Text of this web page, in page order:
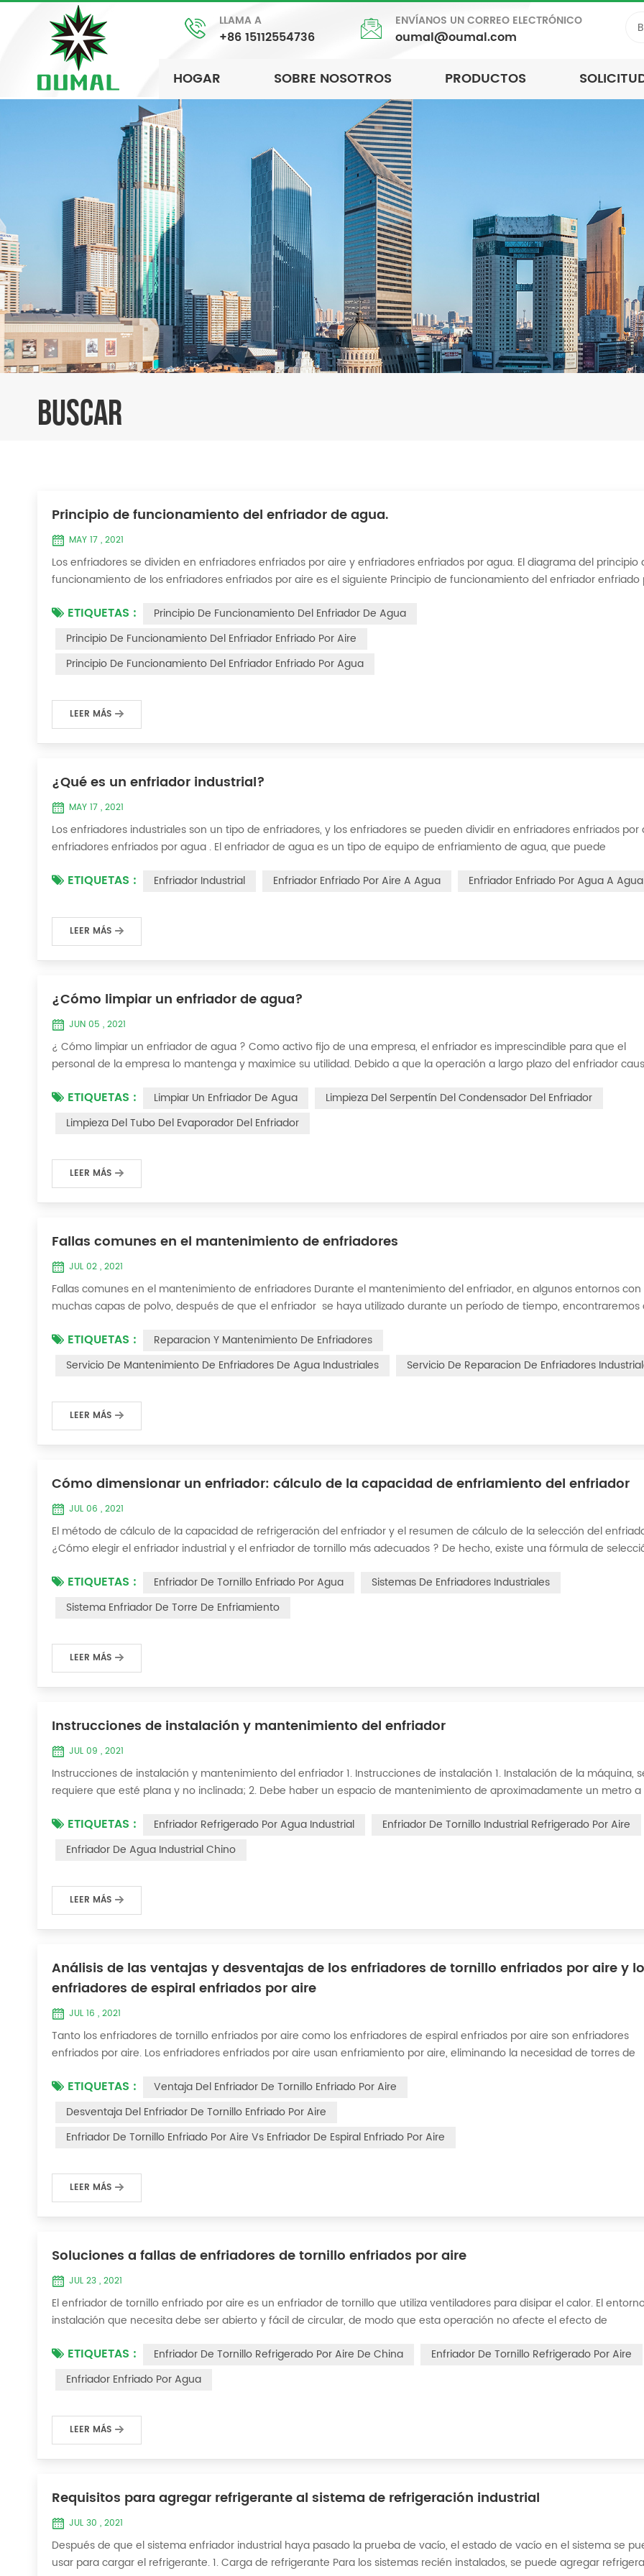
LLAMA A
+86 15112554736
ENVÍANOS UN CORREO ELECTRÓNICO
oumal@oumal.com
HOGAR SOBRE NOSOTROS PRODUCTOS
BUSCAR
Principio de funcionamiento del enfriador de agua.
MAY 17 , 2021
Los enfriadores se dividen en enfriadores enfriados por aire y enfriadores enfriados por agua. El diagrama del principio
funcionamiento de los enfriadores enfriados por aire es el siguiente Principio de funcionamiento del enfriador enfriado
entre el agua y el refrige...
ETIQUETAS :
Principio De Funcionamiento Del Enfriador De Agua
Principio De Funcionamiento Del Enfriador Enfriado Por Aire
Principio De Funcionamiento Del Enfriador Enfriado Por Agua
LEER MÁS
¿Qué es un enfriador industrial?
MAY 17 , 2021
Los enfriadores industriales son un tipo de enfriadores, y los enfriadores se pueden dividir en enfriadores enfriados por
enfriadores enfriados por agua . El enfriador de agua es un tipo de equipo de enfriamiento de agua, que puede
enfriador es inyectar una cierta canti...
ETIQUETAS : Enfriador Industrial Enfriador Enfriado Por Aire A Agua Enfriador Enfriado Por Agua A Agua
LEER MÁS
¿Cómo limpiar un enfriador de agua?
JUN 05 , 2021
¿ Cómo limpiar un enfriador de agua ? Como activo fijo de una empresa, el enfriador es imprescindible para que el
personal de la empresa lo mantenga y maximice su utilidad. Debido a que la operación a largo plazo del enfriador
ejemplo, para que su eficiencia de trabaj...
ETIQUETAS : Limpiar Un Enfriador De Agua
Limpieza Del Serpentín Del Condensador Del Enfriador
Limpieza Del Tubo Del Evaporador Del Enfriador
LEER MÁS
Fallas comunes en el mantenimiento de enfriadores
JUL 02 , 2021
Fallas comunes en el mantenimiento de enfriadores Durante el mantenimiento del enfriador, en algunos entornos con
muchas capas de polvo, después de que el enfriador se haya utilizado durante un período de tiempo, encontraremos
En este momento, el enfriador está Necesi...
ETIQUETAS :
Reparacion Y Mantenimiento De Enfriadores
Servicio De Mantenimiento De Enfriadores De Agua Industriales
Servicio De Reparacion De Enfriadores
LEER MÁS
Cómo dimensionar un enfriador: cálculo de la capacidad de enfriamiento del enfriador
JUL 06 , 2021
El método de cálculo de la capacidad de refrigeración del enfriador y el resumen de cálculo de la selección del
¿Cómo elegir el enfriador industrial y el enfriador de tornillo más adecuados ? De hecho, existe una fórmula de
de agua enfriada se refier...
ETIQUETAS : Enfriador De Tornillo Enfriado Por Agua
Sistemas De Enfriadores Industriales
Sistema Enfriador De Torre De Enfriamiento
LEER MÁS
Instrucciones de instalación y mantenimiento del enfriador
JUL 09 , 2021
Instrucciones de instalación y mantenimiento del enfriador 1. Instrucciones de instalación 1. Instalación de la máquina,
requiere que esté plana y no inclinada; 2. Debe haber un espacio de mantenimiento de aproximadamente un metro a
a su sistema de refrigeración; 4. La tubería...
ETIQUETAS : Enfriador Refrigerado Por Agua Industrial
Enfriador De Tornillo Industrial Refrigerado Por Aire
Enfriador De Agua Industrial Chino
LEER MÁS
Análisis de las ventajas y desventajas de los enfriadores de tornillo enfriados por aire y
enfriadores de espiral enfriados por aire
JUL 16 , 2021
Tanto los enfriadores de tornillo enfriados por aire como los enfriadores de espiral enfriados por aire son enfriadores
enfriados por aire. Los enfriadores enfriados por aire usan enfriamiento por aire, eliminando la necesidad de torres de
enfriamiento. Las áreas con agua de mala cal...
ETIQUETAS :
Ventaja Del Enfriador De Tornillo Enfriado Por Aire
Desventaja Del Enfriador De Tornillo Enfriado Por Aire
Enfriador De Tornillo Enfriado Por Aire Vs Enfriador De Espiral Enfriado Por Aire
LEER MÁS
Soluciones a fallas de enfriadores de tornillo enfriados por aire
JUL 23 , 2021
El enfriador de tornillo enfriado por aire es un enfriador de tornillo que utiliza ventiladores para disipar el calor. El
instalación que necesita debe ser abierto y fácil de circular, de modo que esta operación no afecte el efecto de
enfriadores de tornillo en...
ETIQUETAS : Enfriador De Tornillo Refrigerado Por Aire De China
Enfriador De Tornillo Refrigerado Por Aire
Enfriador Enfriado Por Agua
LEER MÁS
Requisitos para agregar refrigerante al sistema de refrigeración industrial
JUL 30 , 2021
Después de que el sistema enfriador industrial haya pasado la prueba de vacío, el estado de vacío en el sistema se
usar para cargar el refrigerante. 1. Carga de refrigerante Para los sistemas recién instalados, se puede agregar